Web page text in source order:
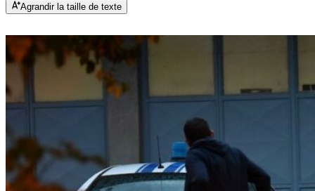
Agrandir la taille de texte